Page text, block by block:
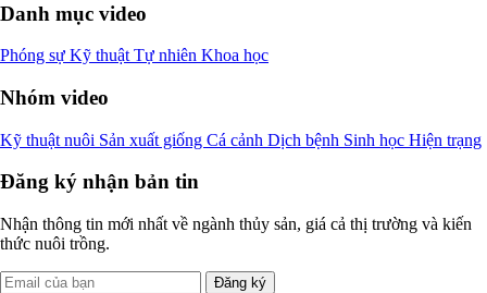
Danh mục video
Phóng sự Kỹ thuật Tự nhiên Khoa học
Nhóm video
Kỹ thuật nuôi Sản xuất giống Cá cảnh Dịch bệnh Sinh học Hiện trạng
Đăng ký nhận bản tin
Nhận thông tin mới nhất về ngành thủy sản, giá cả thị trường và kiến
thức nuôi trồng.
Đăng ký